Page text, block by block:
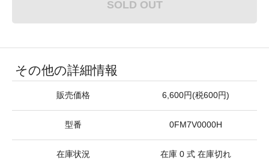
SOLD OUT
その他の詳細情報
販売価格 6,600円(税600円)
型番 0FM7V0000H
在庫状況 在庫 0 式 在庫切れ